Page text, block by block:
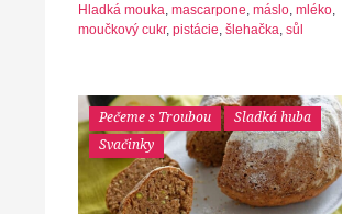
Hladká mouka, mascarpone, máslo, mléko,
moučkový cukr, pistácie, šlehačka, sůl
Pečeme s Troubou
Sladká huba
Svačinky